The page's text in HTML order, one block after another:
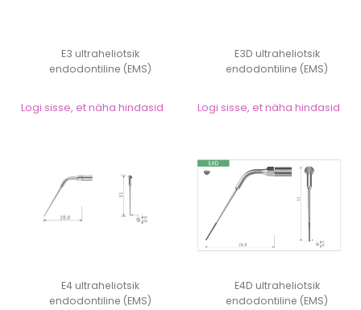
E3 ultraheliotsik
endodontiline (EMS)
Logi sisse, et näha hindasid
E3D ultraheliotsik
endodontiline (EMS)
Logi sisse, et näha hindasid
E4 ultraheliotsik
endodontiline (EMS)
E4D ultraheliotsik
endodontiline (EMS)